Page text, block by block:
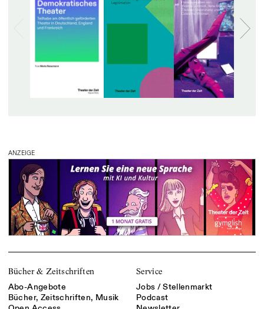
ANZEIGE
Bücher & Zeitschriften
Abo-Angebote
Bücher, Zeitschriften, Musik
Service
Jobs / Stellenmarkt
Podcast